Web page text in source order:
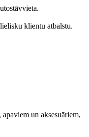
klientu atbalstu.
un aksesuāriem,